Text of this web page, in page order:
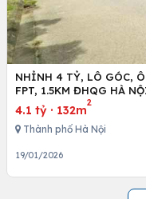
NHỈNH 4 TỶ, LÔ GÓC,
FPT, 1.5KM ĐHQG HÀ
4.1 tỷ · 132m
2
Thành phố Hà Nội
19/01/2026